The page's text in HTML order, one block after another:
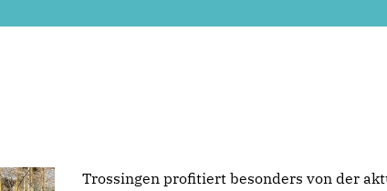
Trossingen profitiert besonders von der